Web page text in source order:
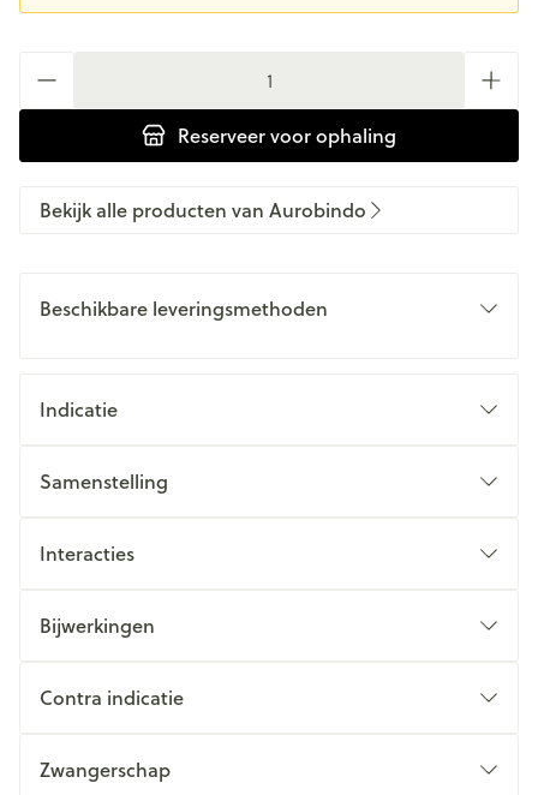
Reserveervoor ophaling
Bekijk alle producten van Aurobindo
Beschikbare leveringsmethoden
Indicatie
Samenstelling
Interacties
Bijwerkingen
Contra indicatie
Zwangerschap